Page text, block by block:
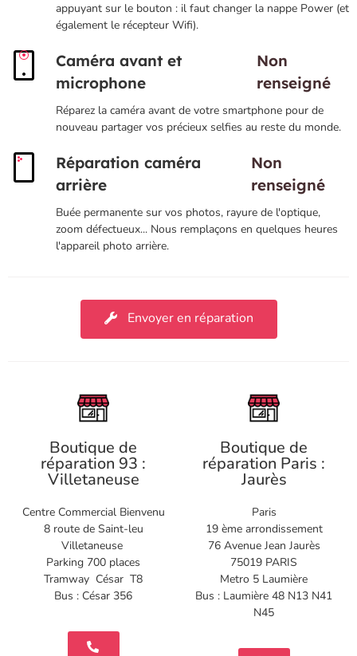
appuyant sur le bouton : il faut changer la nappe Power (et
également le récepteur Wifi).
Caméra avant et
microphone
Non
renseigné
Réparez la caméra avant de votre smartphone pour de
nouveau partager vos précieux selfies au reste du monde.
Réparation caméra
arrière
Non
renseigné
Buée permanente sur vos photos, rayure de l'optique,
zoom défectueux... Nous remplaçons en quelques heures
l'appareil photo arrière.
Envoyer en réparation
Boutique de
réparation 93 :
Villetaneuse
Centre Commercial Bienvenu
8 route de Saint-leu
Villetaneuse
Parking 700 places
Tramway César T8
Bus : César 356
Boutique de
réparation Paris :
Jaurès
Paris
19 ème arrondissement
76 Avenue Jean Jaurès
75019 PARIS
Metro 5 Laumière
Bus : Laumière 48 N13 N41
N45